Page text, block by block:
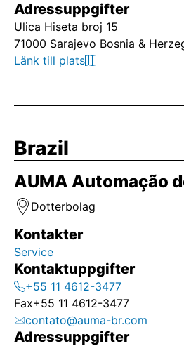
Adressuppgifter
Ulica Hiseta broj 15
71000 Sarajevo Bosnia &
Länk till plats
Brazil
AUMA Automação
Dotterbolag
Kontakter
Service
Kontaktuppgifter
+55 11 4612-3477
Fax+55 11 4612-3477
contato@auma-br.com
Adressuppgifter